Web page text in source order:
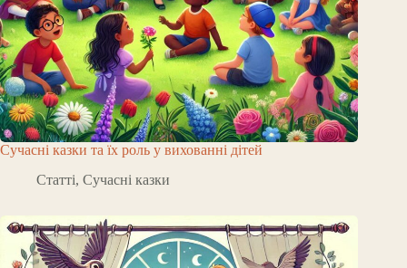
Сучасні казки та їх роль у вихованні дітей
Статті, Сучасні казки